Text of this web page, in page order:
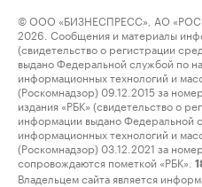
© ООО «БИЗНЕСПРЕСС», АО
2026. Сообщения и материалы
(свидетельство о регистрации
выдано Федеральной службой по
информационных технологий и
(Роскомнадзор) 09.12.2015 за
издания «РБК» (свидетельство о
информации выдано Федеральной
информационных технологий и
(Роскомнадзор) 03.12.2021 за
сопровождаются пометкой «РБК».
Владельцем сайта является